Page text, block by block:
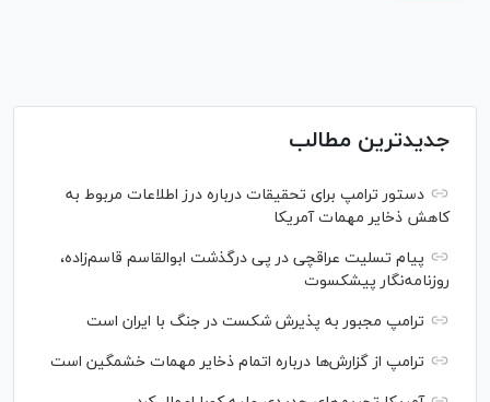
جدیدترین مطالب
دستور ترامپ برای تحقیقات درباره درز اطلاعات مربوط به
کاهش ذخایر مهمات آمریکا
پیام تسلیت عراقچی در پی درگذشت ابوالقاسم قاسم‌زاده،
روزنامه‌نگار پیشکسوت
ترامپ مجبور به پذیرش شکست در جنگ با ایران است
ترامپ از گزارش‌ها درباره اتمام ذخایر مهمات خشمگین است